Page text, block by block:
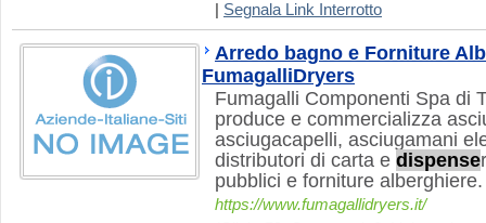
Segnala Link Interrotto
Arredo bagno e Forniture
FumagalliDryers
Fumagalli Componenti Spa di
produce e commercializza
asciugacapelli, asciugamani
distributori di carta e dispense
pubblici e forniture alberghiere.
https://www.fumagallidryers.it/